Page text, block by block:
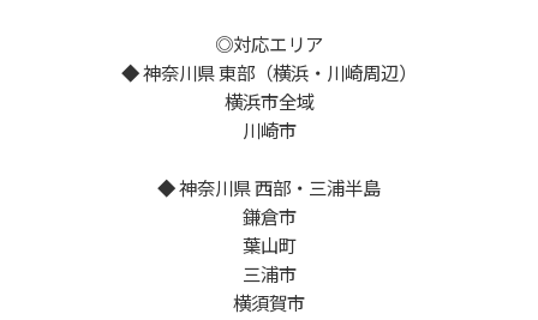
◎対応エリア
◆ 神奈川県 東部（横浜・川崎周辺）
横浜市全域
川崎市
◆ 神奈川県 西部・三浦半島
鎌倉市
葉山町
三浦市
横須賀市